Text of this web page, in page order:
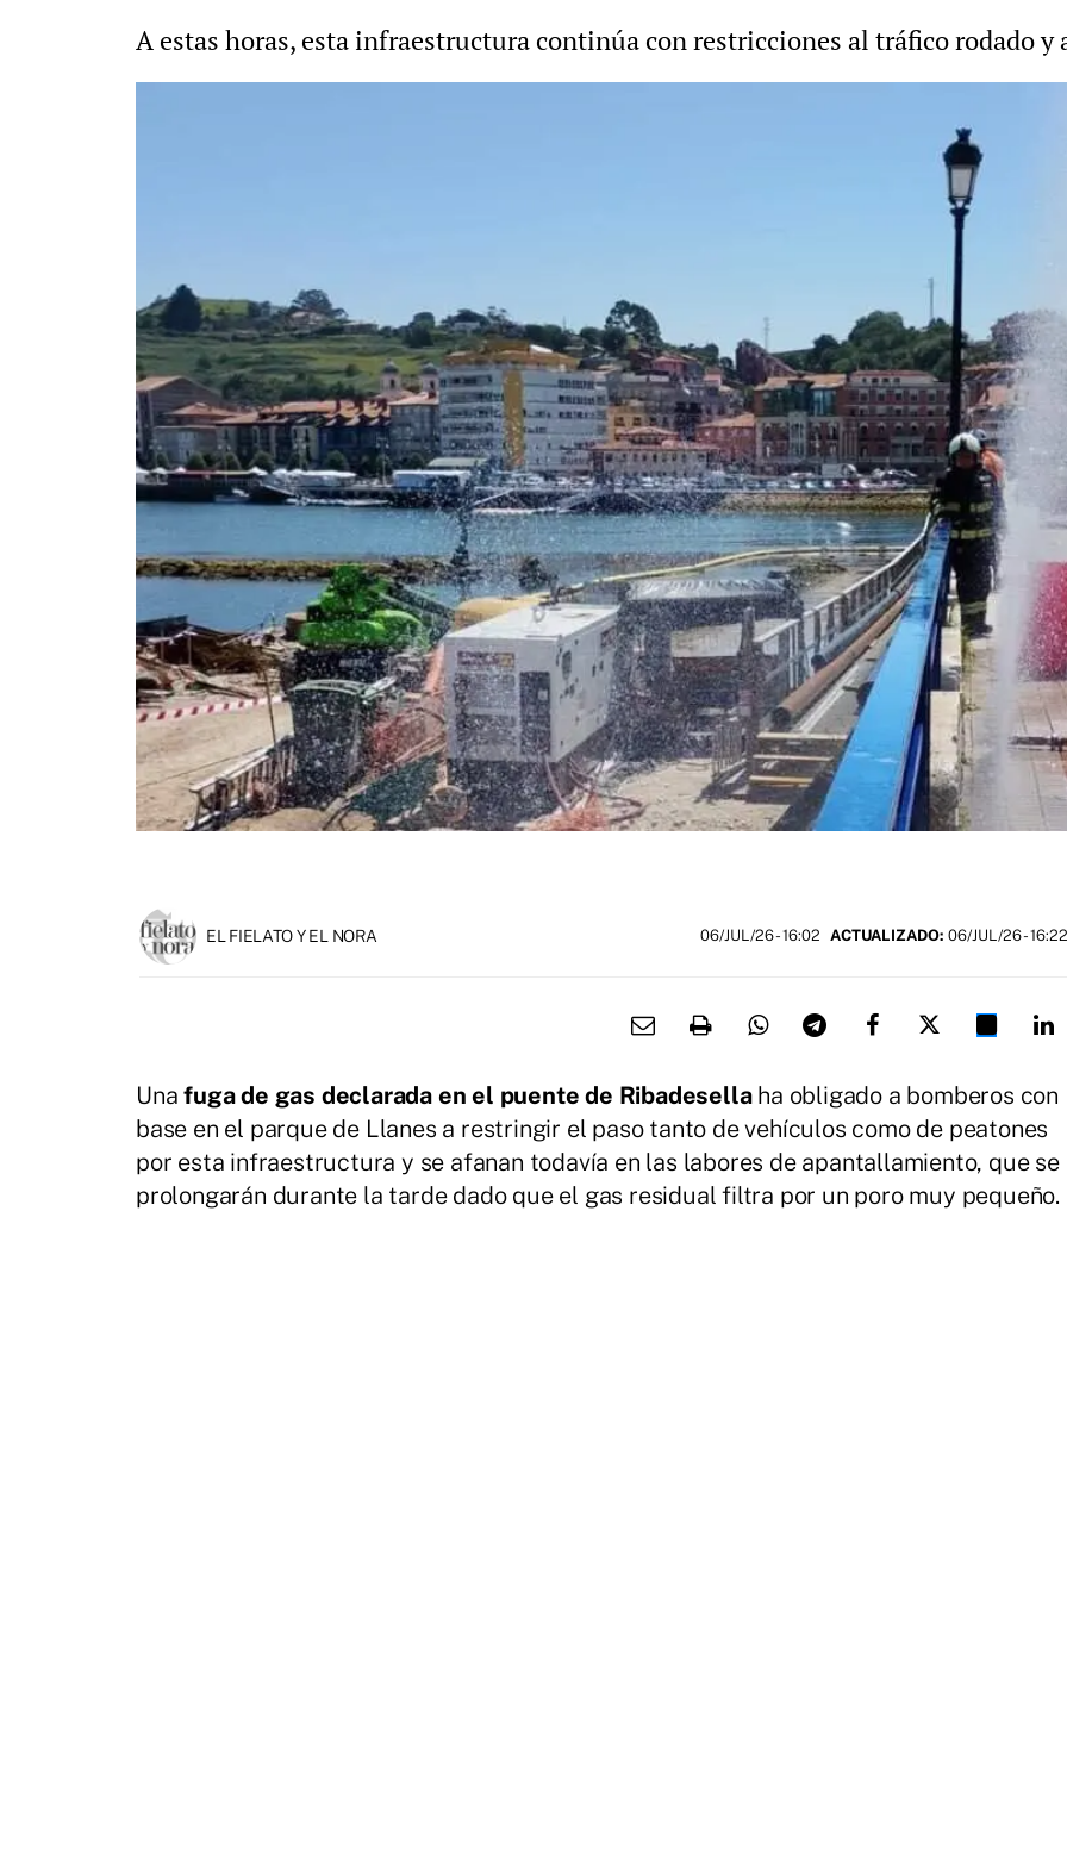
A estas horas, esta infraestructura continúa con restricciones al tráfico rodado y
EL FIELATO Y EL NORA 06/JUL/26- 16:02 ACTUALIZADO: 06/JUL/26 - 16:22
Unafuga de gas declarada en el puente de Ribadesellaha obligado a bomberos con
base en el parque de Llanes a restringir el paso tanto de vehículos como de peatones
por esta infraestructura y se afanan todavía en las labores de apantallamiento, que se
prolongarán durante la tarde dado que el gas residual filtra por un poro muy pequeño.